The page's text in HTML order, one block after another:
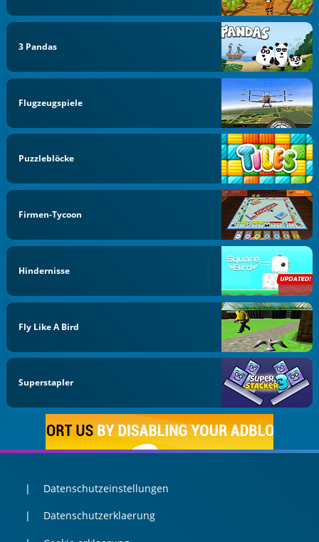
3 Pandas
Flugzeugspiele
Puzzleblöcke
Firmen-Tycoon
Hindernisse
Fly Like A Bird
Superstapler
Datenschutzeinstellungen
Datenschutzerklaerung